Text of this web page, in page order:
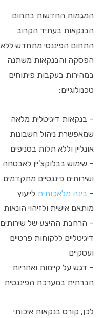
המגמות החדשות בתחום
הבנקאות בעתיד הקרוב
התחום הפיננסי מתחדש ללא
הפסקה והבנקאות משתנה
במהירות בעקבות פיתוחים
טכנולוגיים:
– בנקאות דיגיטלית מלאה
שמאפשרת ניהול חשבונות
אונליין וללא תלות בסניפים
– שימוש בבלוקצ'יין לאבטחה
ושירותים פיננסיים מתקדמים
– בינה מלאכותית לייעוץ
מותאם אישית ולזיהוי הונאות
– הרחבת ההיצע של שירותים
דיגיטליים ללקוחות פרטיים
ועסקיים
– דגש על קיימות ואחריות
חברתית במערכת הפיננסית
לכן, קורס בנקאות איכותי